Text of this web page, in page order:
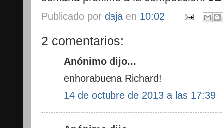
Publicado por daja en 10:02
2 comentarios:
Anónimo dijo...
enhorabuena Richard!
14 de octubre de 2013 a las 17:39